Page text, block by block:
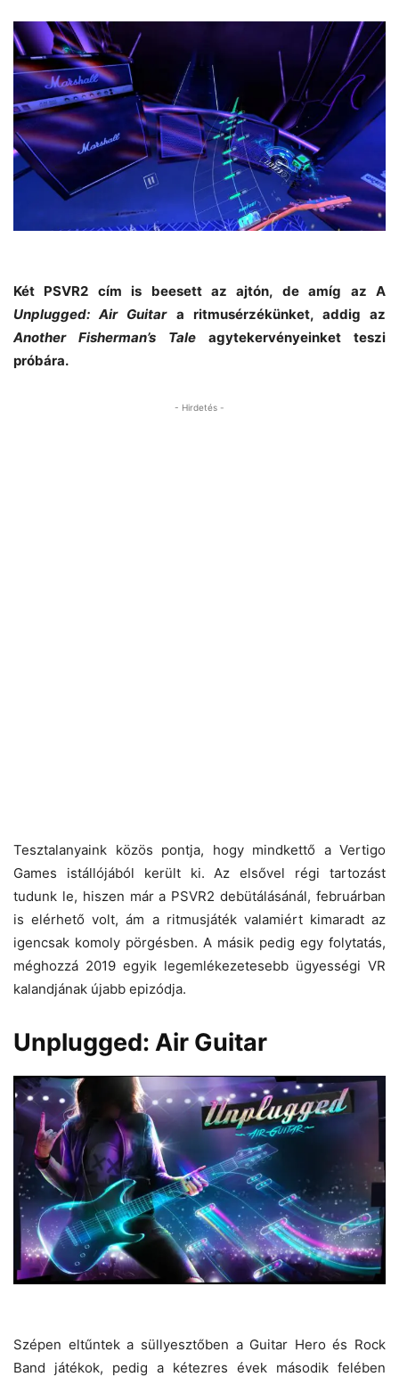
Két PSVR2 cím is beesett az ajtón, de amíg az A
Unplugged: Air Guitara ritmusérzékünket, addig az
Another Fisherman’s Tale agytekervényeinket teszi
próbára.
- Hirdetés -
Tesztalanyaink közös pontja, hogy mindkettő a Vertigo
Games istállójából került ki. Az elsővel régi tartozást
tudunk le, hiszen már a PSVR2 debütálásánál, februárban
is elérhető volt, ám a ritmusjáték valamiért kimaradt az
igencsak komoly pörgésben. A másik pedig egy folytatás,
méghozzá 2019 egyik legemlékezetesebb ügyességi VR
kalandjának újabb epizódja.
Unplugged: Air Guitar
Szépen eltűntek a süllyesztőben a Guitar Hero és Rock
Band játékok, pedig a kétezres évek második felében